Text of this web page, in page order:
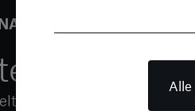
unserer neuesten
Alle